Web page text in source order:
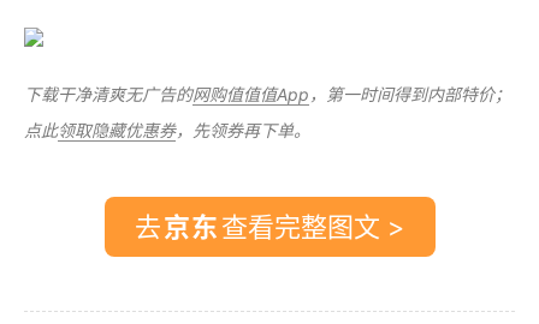
下载干净清爽无广告的网购值值值App ，第一时间得到内部特价；
点此领取隐藏优惠券，先领券再下单。
去 查看完整图文 >